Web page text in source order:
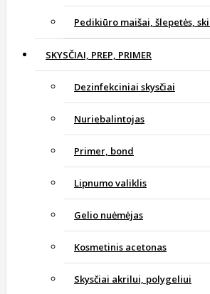
Pedikiūro maišai, šlepetės,
SKYSČIAI, PREP, PRIMER
Dezinfekciniai skysčiai
Nuriebalintojas
Primer, bond
Lipnumo valiklis
Gelio nuėmėjas
Kosmetinis acetonas
Skysčiai akrilui, polygeliui